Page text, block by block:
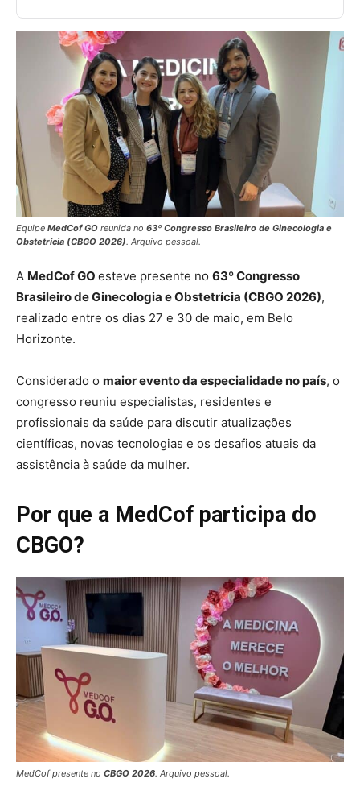
Equipe MedCof GO reunida no 63º Congresso Brasileiro de Ginecologia e
Obstetrícia (CBGO 2026). Arquivo pessoal.
A MedCof GO esteve presente no 63º Congresso
Brasileiro de Ginecologia e Obstetrícia (CBGO 2026),
realizado entre os dias 27 e 30 de maio, em Belo
Horizonte.
Considerado o maior evento da especialidade no país, o
congresso reuniu especialistas, residentes e
profissionais da saúde para discutir atualizações
científicas, novas tecnologias e os desafios atuais da
assistência à saúde da mulher.
Por que a MedCof participa do
CBGO?
MedCof presente no CBGO 2026. Arquivo pessoal.